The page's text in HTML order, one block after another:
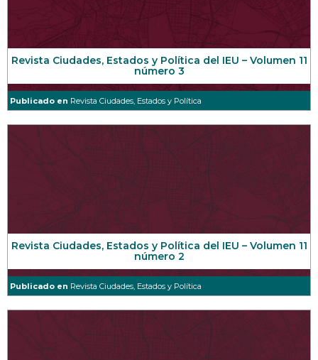
Revista Ciudades, Estados y Política del IEU – Volumen 11
número 3
Publicado en Revista Ciudades, Estados y Política
Revista Ciudades, Estados y Política del IEU – Volumen 11
número 2
Publicado en Revista Ciudades, Estados y Política